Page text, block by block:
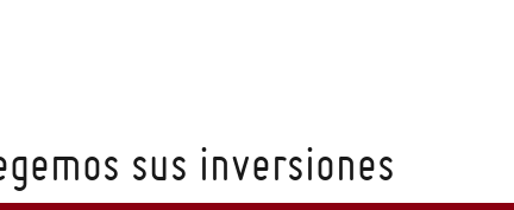
sus inversiones